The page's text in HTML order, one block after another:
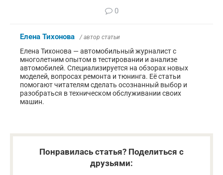
0
Елена Тихонова / автор статьи
Елена Тихонова — автомобильный журналист с
многолетним опытом в тестировании и анализе
автомобилей. Специализируется на обзорах новых
моделей, вопросах ремонта и тюнинга. Её статьи
помогают читателям сделать осознанный выбор и
разобраться в техническом обслуживании своих
машин.
Понравилась статья? Поделиться с
друзьями: